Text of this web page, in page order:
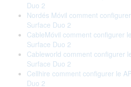
Duo 2
Nordés Móvil comment
Surface Duo 2
CableMóvil comment configurer
Surface Duo 2
Cableworld comment configurer
Surface Duo 2
Cellhire comment configurer le
Duo 2